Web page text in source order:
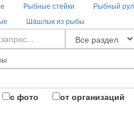
Рыбные стейки
Рыбный
Шашлык из рыбы
с фото от организаций